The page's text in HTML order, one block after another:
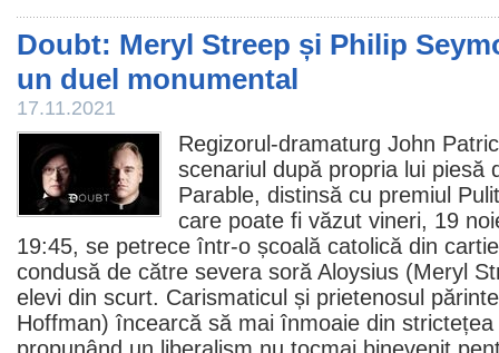
Doubt: Meryl Streep și Philip
un duel monumental
17.11.2021
Regizorul-dramaturg John
scenariul după propria lui piesă
Parable, distinsă cu premiul
care poate fi văzut vineri, 19
19:45, se petrece într-o școală catolică din
condusă de către severa soră Aloysius (Meryl
elevi din scurt. Carismaticul și prietenosul
Hoffman) încearcă să mai înmoaie din strictețea